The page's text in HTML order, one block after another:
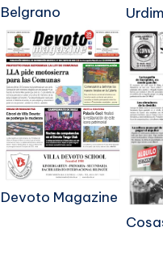
Belgrano
Devoto Magazine